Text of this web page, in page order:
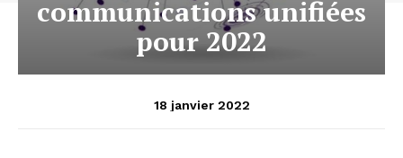
communications unifiées
pour 2022
18 janvier 2022